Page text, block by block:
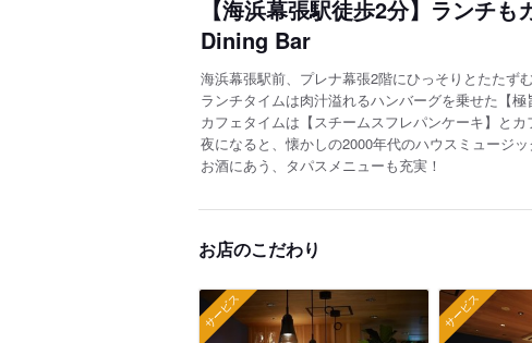
【海浜幕張駅徒歩2分】ランチ
Dining Bar
海浜幕張駅前、プレナ幕張2階にひっそりとたたず
ランチタイムは肉汁溢れるハンバーグを乗せた【
カフェタイムは【スチームスフレパンケーキ】とカ
夜になると、懐かしの2000年代のハウスミュージ
お酒にあう、タパスメニューも充実！
お店のこだわり
サービス サービス